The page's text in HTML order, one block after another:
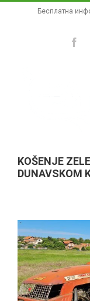
Бесплатна
KOŠENJE
DUNAVSKOM
View
Larger
Image